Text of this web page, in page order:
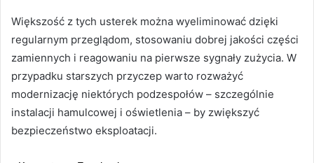
Większość z tych usterek można wyeliminować dzięki
regularnym przeglądom, stosowaniu dobrej jakości części
zamiennych i reagowaniu na pierwsze sygnały zużycia. W
przypadku starszych przyczep warto rozważyć
modernizację niektórych podzespołów – szczególnie
instalacji hamulcowej i oświetlenia – by zwiększyć
bezpieczeństwo eksploatacji.